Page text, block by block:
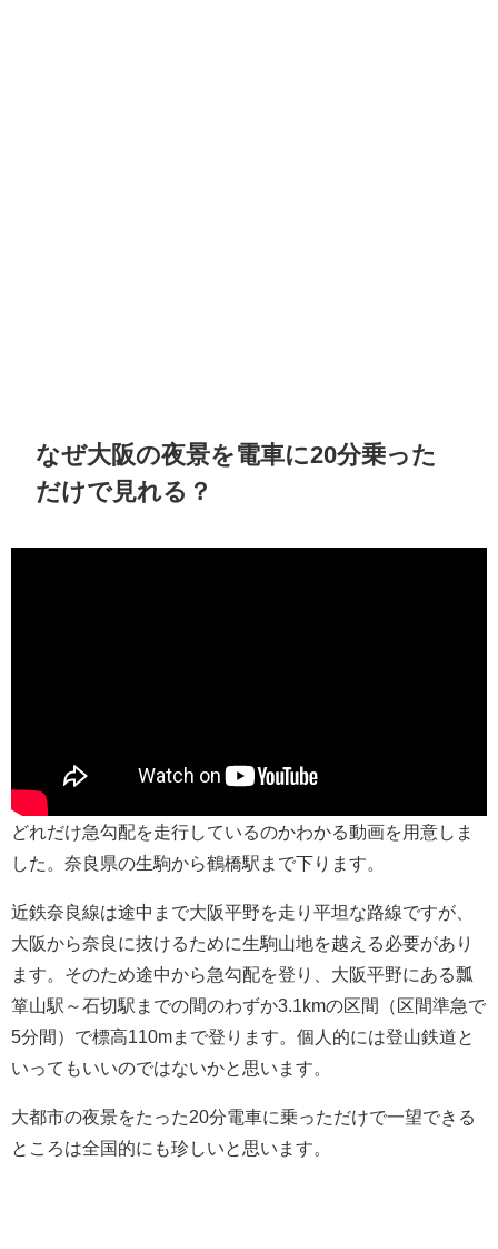
なぜ大阪の夜景を電車に20分乗った
だけで見れる？
どれだけ急勾配を走行しているのかわかる動画を用意しま
した。奈良県の生駒から鶴橋駅まで下ります。
近鉄奈良線は途中まで大阪平野を走り平坦な路線ですが、
大阪から奈良に抜けるために生駒山地を越える必要があり
ます。そのため途中から急勾配を登り、大阪平野にある瓢
箪山駅～石切駅までの間のわずか3.1kmの区間（区間準急で
5分間）で標高110mまで登ります。個人的には登山鉄道と
いってもいいのではないかと思います。
大都市の夜景をたった20分電車に乗っただけで一望できる
ところは全国的にも珍しいと思います。